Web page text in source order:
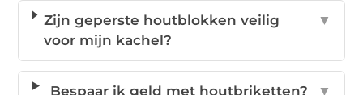
Zijn geperste houtblokken veilig
voor mijn kachel?
▼
Bespaar ik geld met houtbriketten? ▼